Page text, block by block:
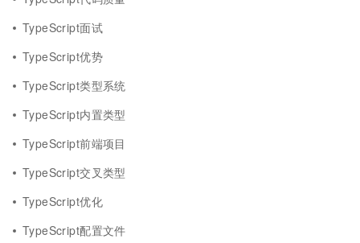
TypeScript面试
TypeScript优势
TypeScript类型系统
TypeScript内置类型
TypeScript前端项目
TypeScript交叉类型
TypeScript优化
TypeScript配置文件